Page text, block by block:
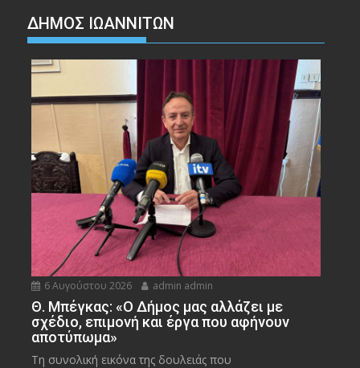
ΔΗΜΟΣ ΙΩΑΝΝΙΤΩΝ
6 Αυγούστου 2026 admin admin
Θ. Μπέγκας: «Ο Δήμος μας αλλάζει με
σχέδιο, επιμονή και έργα που αφήνουν
αποτύπωμα»
Τη συνολική εικόνα της δουλειάς που